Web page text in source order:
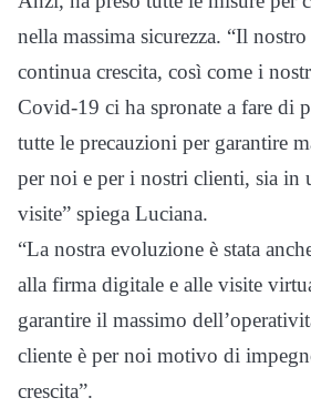
nella massima sicurezza. “Il
continua crescita, così come i
Covid-19 ci ha spronate a fare di
tutte le precauzioni per garantire
per noi e per i nostri clienti, sia in
visite” spiega Luciana.
“La nostra evoluzione è stata
alla firma digitale e alle visite
garantire il massimo
cliente è per noi motivo di
crescita”.